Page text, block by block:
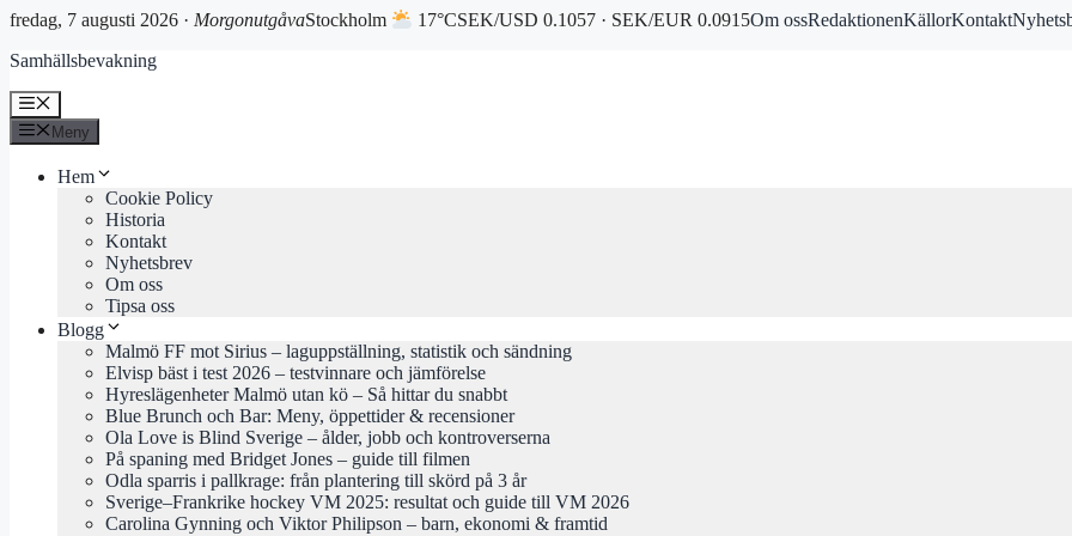
fredag, 7 augusti 2026 · MorgonutgåvaStockholm 17°CSEK/USD 0.1057 · SEK/EUR 0.0915Om ossRedaktionenKällorKontakt
till
Samhällsbevakning
Meny
Meny
Hem
Cookie Policy
Historia
Kontakt
Nyhetsbrev
Om oss
Tipsa oss
Blogg
Malmö FF mot Sirius – laguppställning, statistik och sändning
Elvisp bäst i test 2026 – testvinnare och jämförelse
Hyreslägenheter Malmö utan kö – Så hittar du snabbt
Blue Brunch och Bar: Meny, öppettider & recensioner
Ola Love is Blind Sverige – ålder, jobb och kontroverserna
På spaning med Bridget Jones – guide till filmen
Odla sparris i pallkrage: från plantering till skörd på 3 år
Sverige–Frankrike hockey VM 2025: resultat och guide till VM 2026
Carolina Gynning och Viktor Philipson – barn, ekonomi & framtid